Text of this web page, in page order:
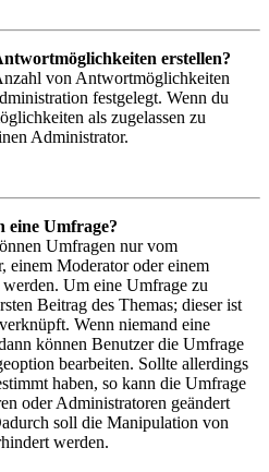
erstellen?
von Antwortmöglichkeiten
festgelegt. Wenn du
als zugelassen zu
Administrator.
eine Umfrage?
Umfragen nur vom
einem Moderator oder einem
Um eine Umfrage zu
Beitrag des Themas; dieser ist
Wenn niemand eine
können Benutzer die Umfrage
bearbeiten. Sollte allerdings
haben, so kann die Umfrage
oder Administratoren geändert
soll die Manipulation von
werden.